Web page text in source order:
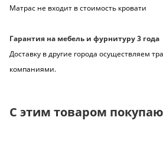
Матрас не входит в стоимость кровати
Гарантия на мебель и фурнитуру 3 года
Доставку в другие города осуществляем
компаниями.
С этим товаром